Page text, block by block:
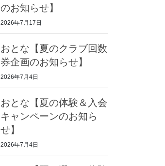
のお知らせ】
2026年7月17日
おとな【夏のクラブ回数
券企画のお知らせ】
2026年7月4日
おとな【夏の体験＆入会
キャンペーンのお知ら
せ】
2026年7月4日